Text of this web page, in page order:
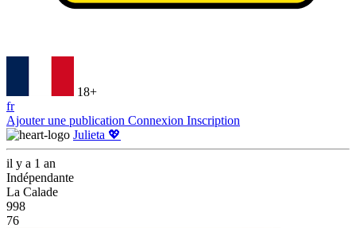
18+
fr
Ajouter une publication Connexion Inscription
Julieta 💖
il y a 1 an
Indépendante
La Calade
998
76